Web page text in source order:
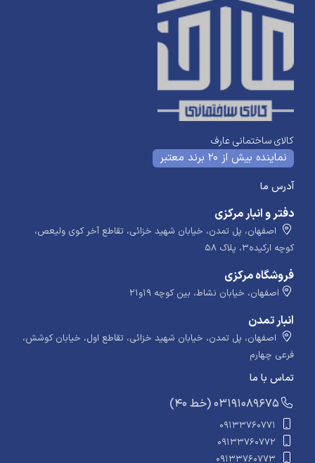
کالای ساختمانی عارف
نماینده بیش از 20 برند معتبر
آدرس ما
دفتر و انبار مرکزی
اصفهان، پل تمدن، خیابان شهید خزائی، تقاطع آخر کوی ولیعص،
کوچه ارکیده۳، پلاک ۵۸
فروشگاه مرکزی
اصفهان، خیابان نشاط، بین کوچه ۱۹و۲۱
انبار تمدن
اصفهان، پل تمدن، خیابان شهید خزائی، تقاطع اول، خیابان کوشش،
فرعی چهارم
تماس با ما
​​​ (40 خط) 03191089675
09133760771
09133760772
09133760773